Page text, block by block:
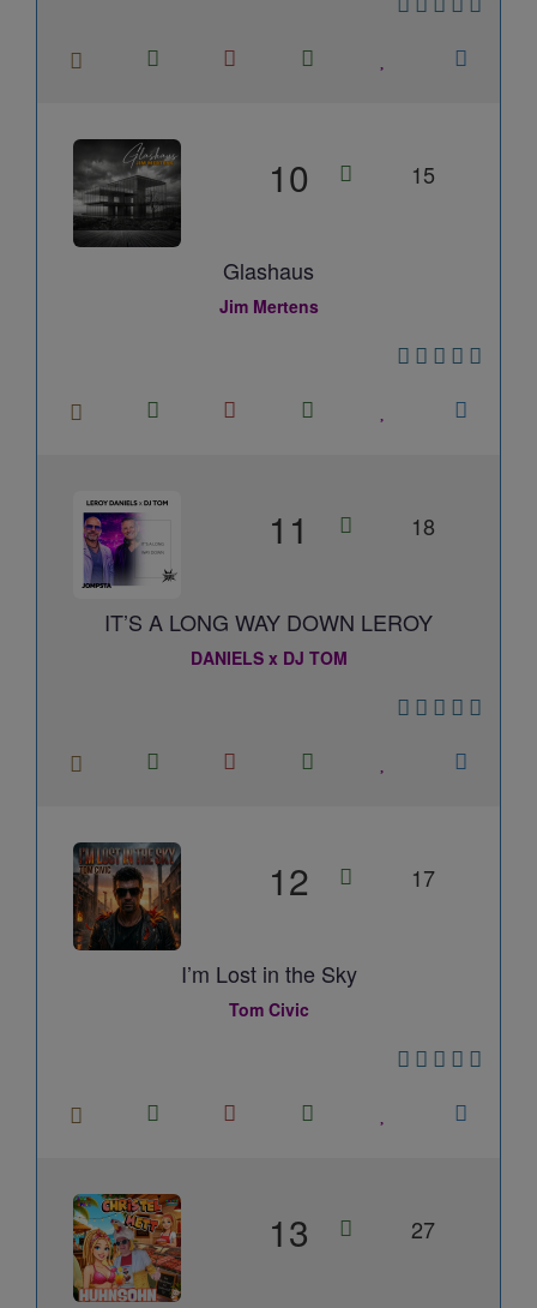
10 15
Glashaus
Jim Mertens
11 18
IT’S A LONG WAY DOWN LEROY
DANIELS x DJ TOM
12 17
I’m Lost in the Sky
Tom Civic
13 27